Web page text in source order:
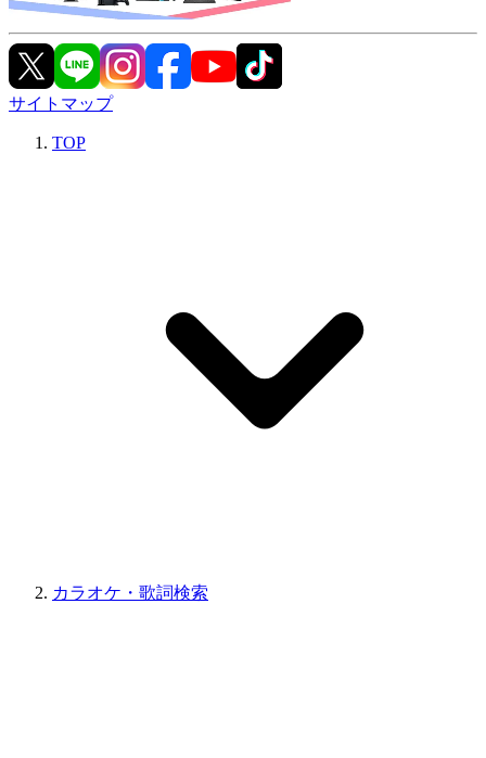
サイトマップ
TOP
カラオケ・歌詞検索